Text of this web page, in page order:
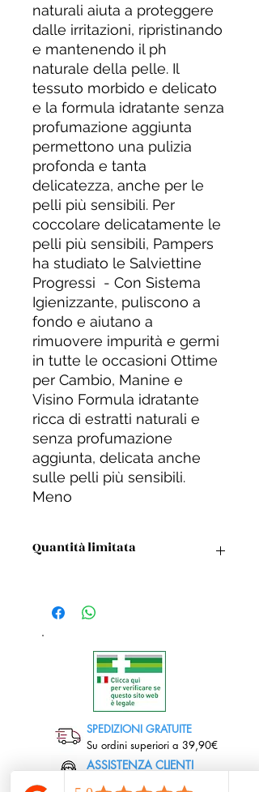
naturali aiuta a proteggere
dalle irritazioni, ripristinando
e mantenendo il ph
naturale della pelle. Il
tessuto morbido e delicato
e la formula idratante senza
profumazione aggiunta
permettono una pulizia
profonda e tanta
delicatezza, anche per le
pelli più sensibili. Per
coccolare delicatamente le
pelli più sensibili, Pampers
ha studiato le Salviettine
Progressi - Con Sistema
Igienizzante, puliscono a
fondo e aiutano a
rimuovere impurità e germi
in tutte le occasioni Ottime
per Cambio, Manine e
Visino Formula idratante
ricca di estratti naturali e
senza profumazione
aggiunta, delicata anche
sulle pelli più sensibili.
Meno
Quantità limitata
in quantità limitata, consentendo
l'acquisto di un solo pezzo per volta.
Per coloro che desiderano
acquistare più di un'unità è
necessario contattarci
telefonicamente o tramite
WhatsApp per ricevere assistenza e
informazioni sulle disponibilità.
Grazie per la comprensione!
SPEDIZIONI GRATUITE
Su ordini superiori a 39,90€
ASSISTENZA CLIENTI
Chat, telefono ed email